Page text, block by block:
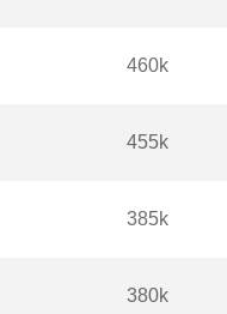
460k
455k
385k
380k